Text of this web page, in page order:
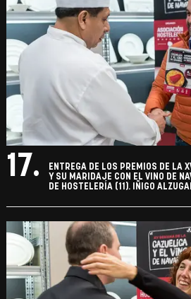
17.
ENTREGA DE LOS PREMIOS DE LA
Y SU MARIDAJE CON EL VINO DE
DE HOSTELERÍA (11). IÑIGO